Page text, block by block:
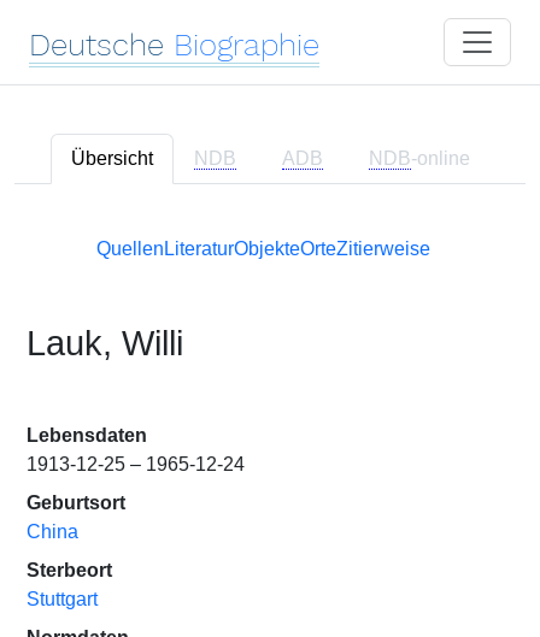
Deutsche Biographie
Übersicht NDB ADB NDB-online
Quellen LiteraturObjekteOrteZitierweise
Lauk, Willi
Lebensdaten
1913-12-25 – 1965-12-24
Geburtsort
China
Sterbeort
Stuttgart